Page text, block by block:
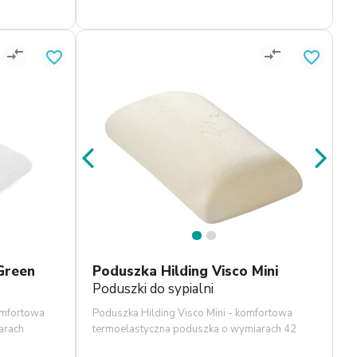
compare_arrows favorite_border compare_arrows
Poduszka Hilding Visco Mini
Poduszki do sypialni
Poduszka Hilding Visco Mini - komfortowa
termoelastyczna poduszka o wymiarach 42
favorite_border